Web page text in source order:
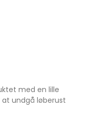
med en lille
undgå løberust